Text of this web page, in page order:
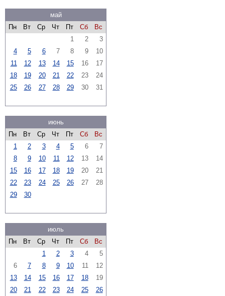
май
Пн
Вт Ср Чт Пт Сб
Вс
1
2
3
4
5 6 7 8 9
10
11
12 13 14 15 16
17
18
19 20 21 22 23
24
25
26 27 28 29 30 31
июнь
Пн
Вт Ср Чт Пт Сб
Вс
1
2 3 4 5 6
7
8
9 10 11 12 13
14
15
16 17 18 19 20
21
22
23 24 25 26 27
28
29
30
июль
Пн
Вт Ср Чт Пт Сб
Вс
1
2 3 4
5
6
7 8 9 10 11
12
13
14 15 16 17 18
19
20
21 22 23 24 25
26